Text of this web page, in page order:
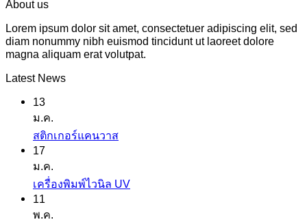
About us
Lorem ipsum dolor sit amet, consectetuer adipiscing elit, sed
diam nonummy nibh euismod tincidunt ut laoreet dolore
magna aliquam erat volutpat.
Latest News
13
ม.ค.
สติกเกอร์แคนวาสไม่มี
บน
17
ม.ค.
เครื่องพิมพ์ไวนิล UVไม่มี
11
พ.ค.